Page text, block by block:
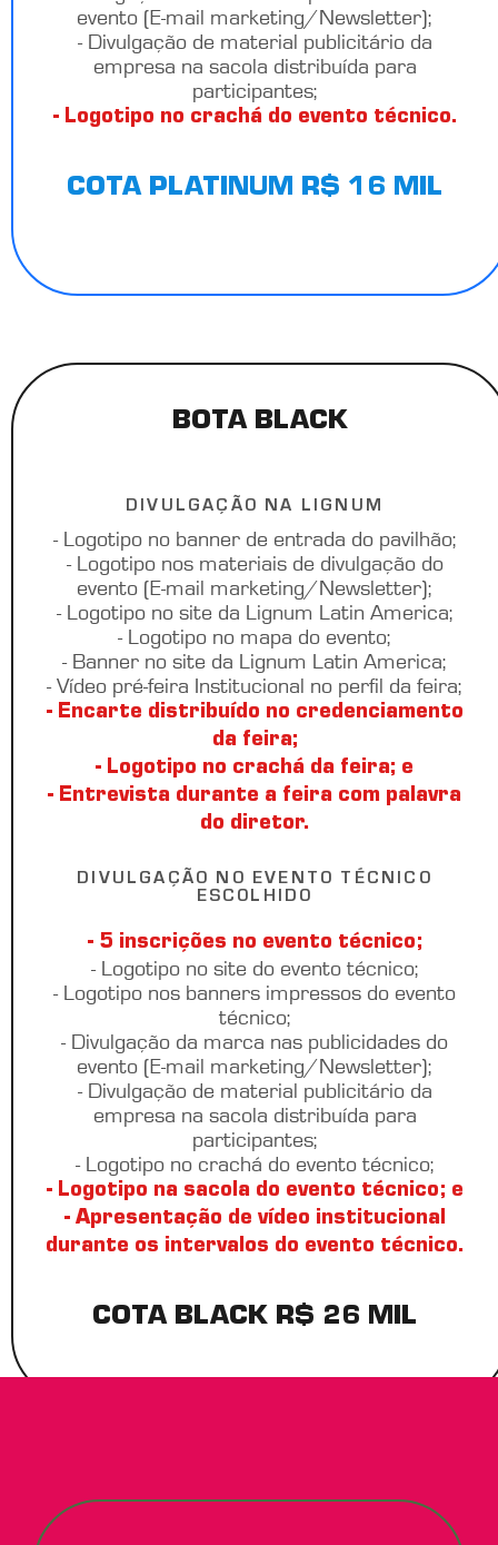
evento (E-mail marketing/Newsletter);
- Divulgação de material publicitário da
empresa na sacola distribuída para
participantes;
- Logotipo no crachá do evento técnico.
COTA PLATINUM R$ 16 MIL
BOTA BLACK
DIVULGAÇÃO NA LIGNUM
- Logotipo no banner de entrada do pavilhão;
- Logotipo nos materiais de divulgação do
evento (E-mail marketing/Newsletter);
- Logotipo no site da Lignum Latin America;
- Logotipo no mapa do evento;
- Banner no site da Lignum Latin America;
- Vídeo pré-feira Institucional no perfil da feira;
- Encarte distribuído no credenciamento
da feira;
- Logotipo no crachá da feira; e
- Entrevista durante a feira com palavra
do diretor.
DIVULGAÇÃO NO EVENTO TÉCNICO
ESCOLHIDO
- 5 inscrições no evento técnico;
- Logotipo no site do evento técnico;
- Logotipo nos banners impressos do evento
técnico;
- Divulgação da marca nas publicidades do
evento (E-mail marketing/Newsletter);
- Divulgação de material publicitário da
empresa na sacola distribuída para
participantes;
- Logotipo no crachá do evento técnico;
- Logotipo na sacola do evento técnico; e
- Apresentação de vídeo institucional
durante os intervalos do evento técnico.
COTA BLACK R$ 26 MIL